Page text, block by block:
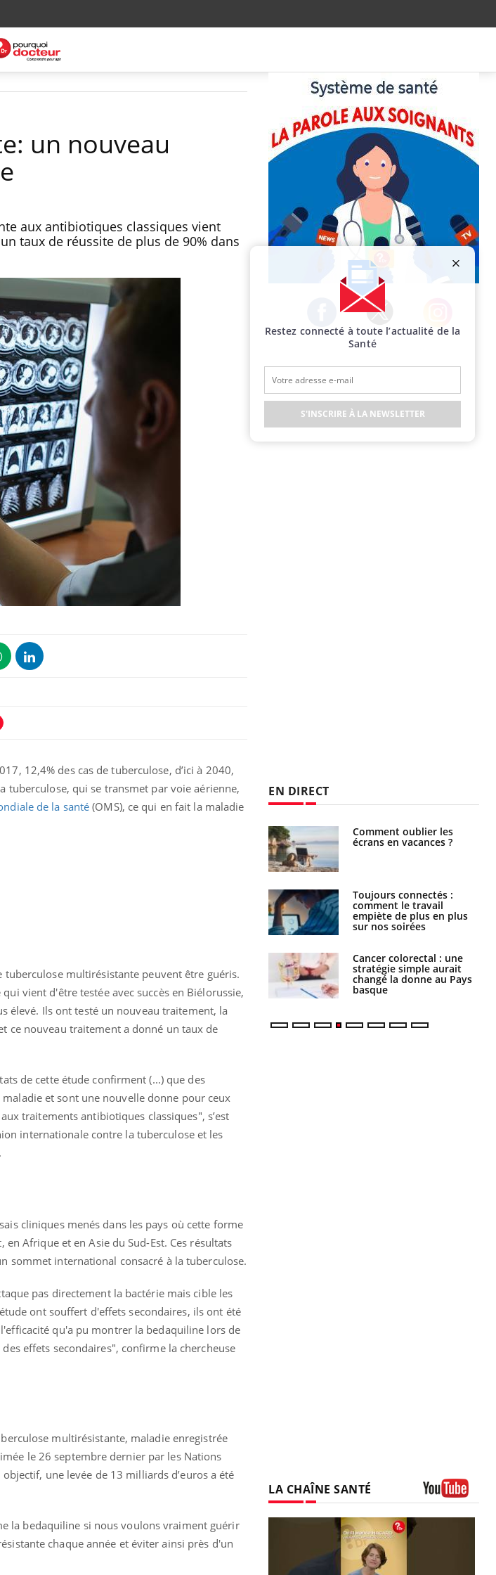
un nouveau
aux antibiotiques classiques vient
taux de réussite de plus de 90% dans
12,4% des cas de tuberculose, d’ici à 2040,
tuberculose, qui se transmet par voie aérienne,
de la santé (OMS), ce qui en fait la maladie
multirésistante peuvent être guéris.
vient d'être testée avec succès en Biélorussie,
élevé. Ils ont testé un nouveau traitement, la
ce nouveau traitement a donné un taux de
de cette étude confirment (...) que des
et sont une nouvelle donne pour ceux
traitements antibiotiques classiques", s’est
internationale contre la tuberculose et les
cliniques menés dans les pays où cette forme
Afrique et en Asie du Sud-Est. Ces résultats
sommet international consacré à la tuberculose.
pas directement la bactérie mais cible les
ont souffert d'effets secondaires, ils ont été
qu'a pu montrer la bedaquiline lors de
effets secondaires", confirme la chercheuse
multirésistante, maladie enregistrée
le 26 septembre dernier par les Nations
une levée de 13 milliards d’euros a été
la bedaquiline si nous voulons vraiment guérir
chaque année et éviter ainsi près d'un
Facebook Twitter Instagram
EN DIRECT
:
? naturel attire l'attention
des chercheurs
Comment oublier les
écrans en vacances ?
Toujours connectés :
comment le travail
empiète de plus en plus
sur nos soirées
Cancer colorectal : une
stratégie simple aurait
changé la donne au Pays
basque
LA CHAÎNE SANTÉ
Restez connecté à toute l’actualité de la
Santé
S'INSCRIRE À LA NEWSLETTER